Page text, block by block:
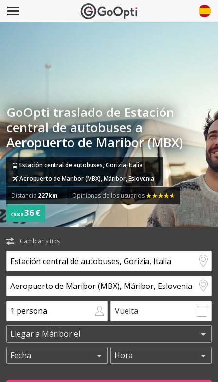
GoOpti traslado de Estación
central de autobuses a
Aeropuerto de Maribor (MBX)
Estación central de autobuses, Gorizia, Italia
Aeropuerto de Maribor (MBX), Máribor, Eslovenia
Distancia 227km Opiniones de los usuarios
desde36 €
Cambiar sitios
Vuelta